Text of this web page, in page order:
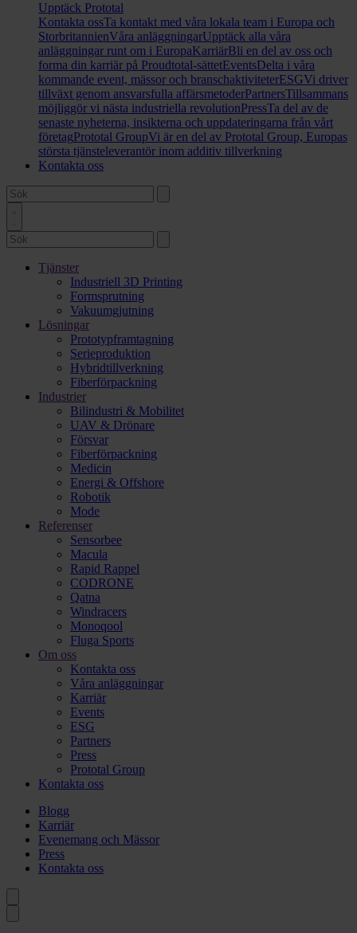
Upptäck Prototal
Kontakta ossTa kontakt med våra lokala team i Europa och
StorbritannienVåra anläggningarUpptäck alla våra
anläggningar runt om i EuropaKarriärBli en del av oss och
forma din karriär på Proudtotal-sättetEventsDelta i våra
kommande event, mässor och branschaktiviteterESGVi driver
tillväxt genom ansvarsfulla affärsmetoderPartnersTillsammans
möjliggör vi nästa industriella revolutionPressTa del av de
senaste nyheterna, insikterna och uppdateringarna från vårt
företagPrototal GroupVi är en del av Prototal Group, Europas
största tjänsteleverantör inom additiv tillverkning
Kontakta oss
Tjänster
Industriell 3D Printing
Formsprutning
Vakuumgjutning
Lösningar
Prototypframtagning
Serieproduktion
Hybridtillverkning
Fiberförpackning
Industrier
Bilindustri & Mobilitet
UAV & Drönare
Försvar
Fiberförpackning
Medicin
Energi & Offshore
Robotik
Mode
Referenser
Sensorbee
Macula
Rapid Rappel
CODRONE
Qatna
Windracers
Monoqool
Fluga Sports
Om oss
Kontakta oss
Våra anläggningar
Karriär
Events
ESG
Partners
Press
Prototal Group
Kontakta oss
Blogg
Karriär
Evenemang och Mässor
Press
Kontakta oss